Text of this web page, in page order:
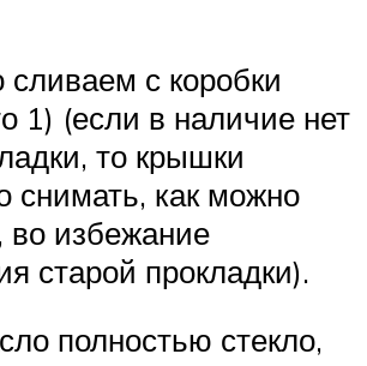
сливаем с коробки
1) (если в наличие нет
то крышки
снимать, как можно
во избежание
старой прокладки).
полностью стекло,